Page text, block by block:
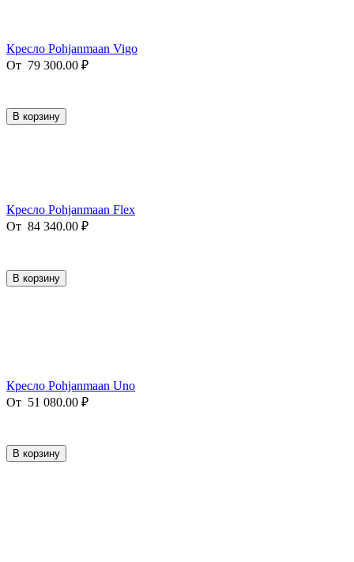
Кресло Pohjanmaan Vigo
От 79 300.00 ₽
В корзину
Кресло Pohjanmaan Flex
От 84 340.00 ₽
В корзину
Кресло Pohjanmaan Uno
От 51 080.00 ₽
В корзину